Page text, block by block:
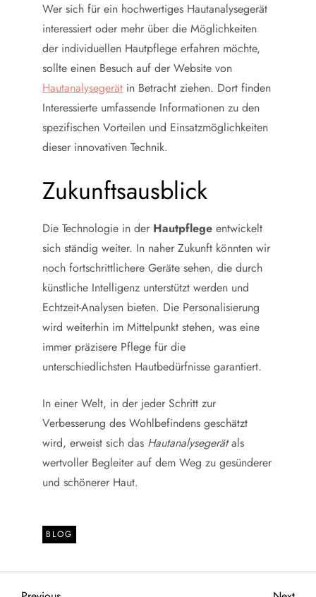
Wer sich für ein hochwertiges Hautanalysegerät
interessiert oder mehr über die Möglichkeiten
der individuellen Hautpflege erfahren möchte,
sollte einen Besuch auf der Website von
Hautanalysegerät in Betracht ziehen. Dort finden
Interessierte umfassende Informationen zu den
spezifischen Vorteilen und Einsatzmöglichkeiten
dieser innovativen Technik.
Zukunftsausblick
Die Technologie in der Hautpflege entwickelt
sich ständig weiter. In naher Zukunft könnten wir
noch fortschrittlichere Geräte sehen, die durch
künstliche Intelligenz unterstützt werden und
Echtzeit-Analysen bieten. Die Personalisierung
wird weiterhin im Mittelpunkt stehen, was eine
immer präzisere Pflege für die
unterschiedlichsten Hautbedürfnisse garantiert.
In einer Welt, in der jeder Schritt zur
Verbesserung des Wohlbefindens geschätzt
wird, erweist sich das Hautanalysegerätals
wertvoller Begleiter auf dem Weg zu gesünderer
und schönerer Haut.
BLOG